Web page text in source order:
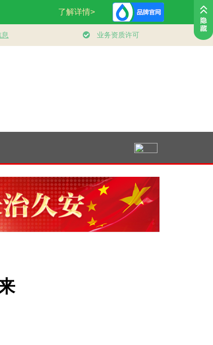
局之年，总书
百姓身边这些
领“十五五”开局之年
中国经济破浪前行
制胜丨第六集《联战